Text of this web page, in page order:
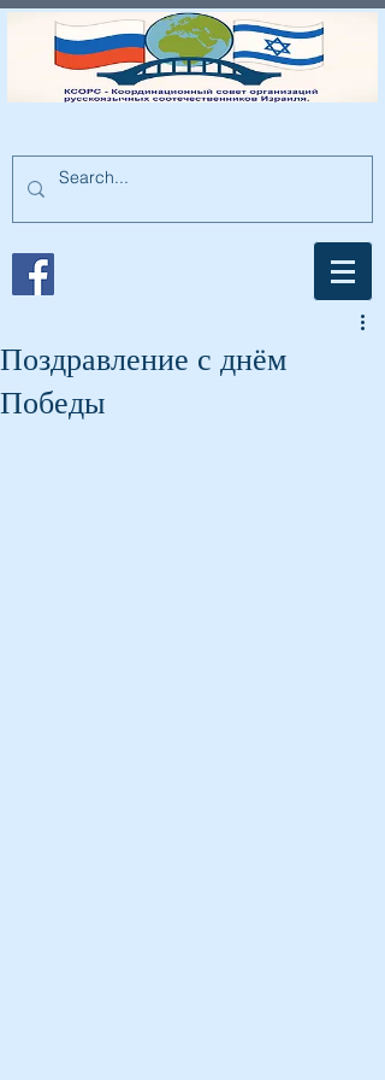
Поздравление с днём
Победы